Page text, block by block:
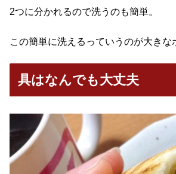
2つに分かれるので洗うのも簡単。
この簡単に洗えるっていうのが大きな
具はなんでも大丈夫